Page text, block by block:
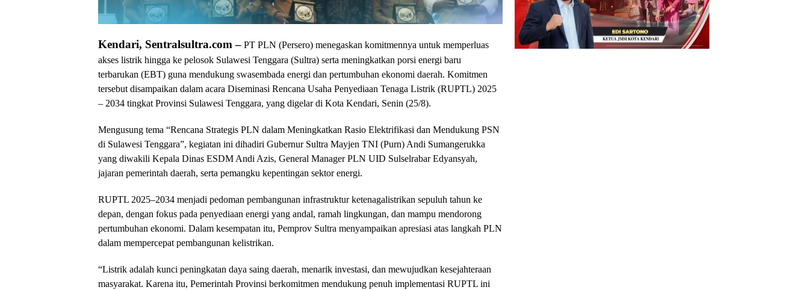
Kendari, Sentralsultra.com – PT PLN (Persero) menegaskan komitmennya untuk memperluas
akses listrik hingga ke pelosok Sulawesi Tenggara (Sultra) serta meningkatkan porsi energi baru
terbarukan (EBT) guna mendukung swasembada energi dan pertumbuhan ekonomi daerah. Komitmen
tersebut disampaikan dalam acara Diseminasi Rencana Usaha Penyediaan Tenaga Listrik (RUPTL) 2025
– 2034 tingkat Provinsi Sulawesi Tenggara, yang digelar di Kota Kendari, Senin (25/8).
Mengusung tema “Rencana Strategis PLN dalam Meningkatkan Rasio Elektrifikasi dan Mendukung PSN
di Sulawesi Tenggara”, kegiatan ini dihadiri Gubernur Sultra Mayjen TNI (Purn) Andi Sumangerukka
yang diwakili Kepala Dinas ESDM Andi Azis, General Manager PLN UID Sulselrabar Edyansyah,
jajaran pemerintah daerah, serta pemangku kepentingan sektor energi.
RUPTL 2025–2034 menjadi pedoman pembangunan infrastruktur ketenagalistrikan sepuluh tahun ke
depan, dengan fokus pada penyediaan energi yang andal, ramah lingkungan, dan mampu mendorong
pertumbuhan ekonomi. Dalam kesempatan itu, Pemprov Sultra menyampaikan apresiasi atas langkah PLN
dalam mempercepat pembangunan kelistrikan.
“Listrik adalah kunci peningkatan daya saing daerah, menarik investasi, dan mewujudkan kesejahteraan
masyarakat. Karena itu, Pemerintah Provinsi berkomitmen mendukung penuh implementasi RUPTL ini